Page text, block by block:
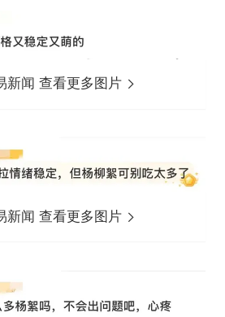
新闻 查看更多图片
新闻 查看更多图片